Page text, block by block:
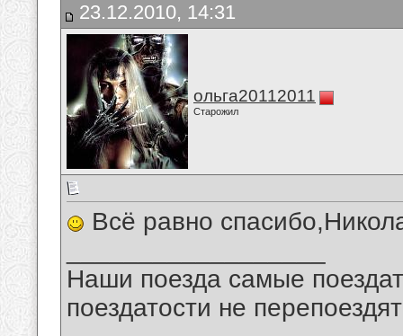
23.12.2010, 14:31
ольга20112011
Старожил
Всё равно
Наши поезда самые
поездатости не